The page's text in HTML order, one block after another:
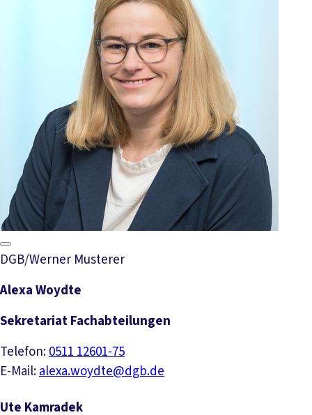
DGB/Werner Musterer
Alexa Woydte
Sekretariat Fachabteilungen
Telefon:0511 12601-75
E-Mail:alexa.woydte@dgb.de
Ute Kamradek